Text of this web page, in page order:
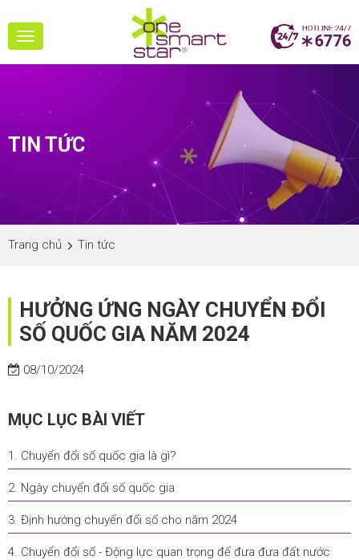
Toggle
navigation
TIN TỨC
Trang chủ Tin tức
HƯỞNG ỨNG NGÀY CHUYỂN ĐỔI
SỐ QUỐC GIA NĂM 2024
08/10/2024
MỤC LỤC BÀI VIẾT
1. Chuyển đổi số quốc gia là gì?
2. Ngày chuyển đổi số quốc gia
3. Định hướng chuyển đổi số cho năm 2024
4. Chuyển đổi số - Động lực quan trọng để đưa đưa đất nước